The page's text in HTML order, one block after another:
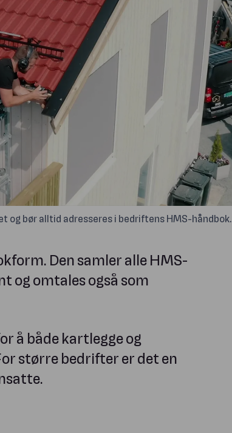
og bør alltid adresseres i bedriftens HMS-håndbok.
Den samler alle HMS-
og omtales også som
å både kartlegge og
større bedrifter er det en